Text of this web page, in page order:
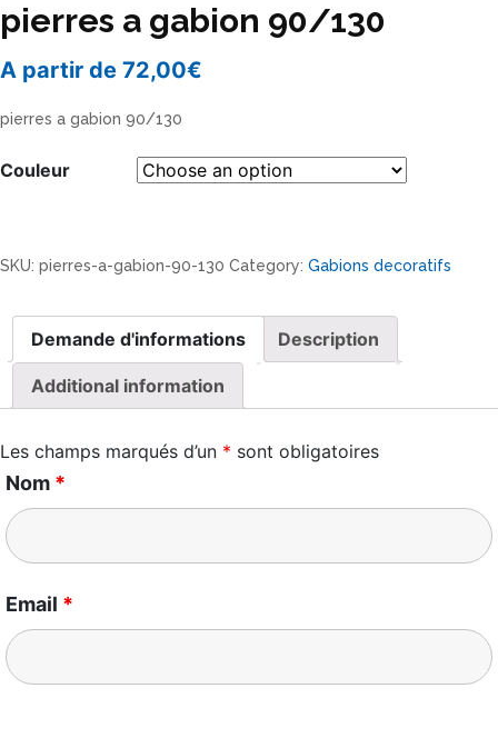
pierres a gabion 90/130
A partir de 72,00€
pierres a gabion 90/130
Couleur
SKU: pierres-a-gabion-90-130 Category: Gabions decoratifs
Demande d'informations Description
Additional information
Les champs marqués d’un * sont obligatoires
Nom *
Email *